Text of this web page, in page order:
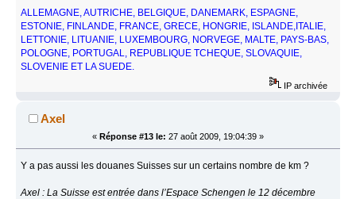
ALLEMAGNE, AUTRICHE, BELGIQUE, DANEMARK, ESPAGNE,
ESTONIE, FINLANDE, FRANCE, GRECE, HONGRIE, ISLANDE,ITALIE,
LETTONIE, LITUANIE, LUXEMBOURG, NORVEGE, MALTE, PAYS-BAS,
POLOGNE, PORTUGAL, REPUBLIQUE TCHEQUE, SLOVAQUIE,
SLOVENIE ET LA SUEDE.
IP archivée
Axel
« Réponse #13 le: 27 août 2009, 19:04:39 »
Y a pas aussi les douanes Suisses sur un certains nombre de km ?
Axel : La Suisse est entrée dans l’Espace Schengen le 12 décembre